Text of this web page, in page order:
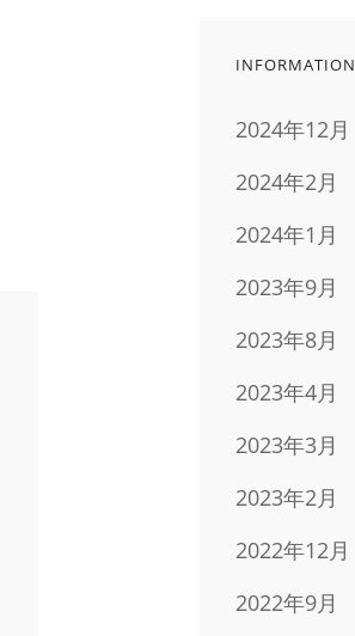
INFORMATION
2024年12月
2024年2月
2024年1月
2023年9月
2023年8月
2023年4月
2023年3月
2023年2月
2022年12月
2022年9月